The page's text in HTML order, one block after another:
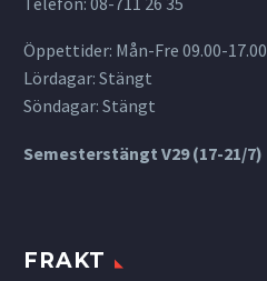
Öppettider: Mån-Fre 09.00-17.00
Lördagar: Stängt
Söndagar: Stängt
Semesterstängt V29 (17-21/7)
FRAKT